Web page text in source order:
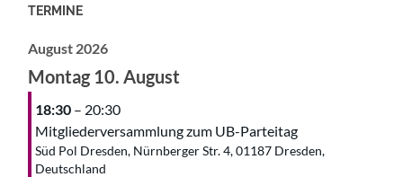
TERMINE
August 2026
Montag 10. August
18:30 – 20:30
Mitgliederversammlung zum UB-Parteitag
Süd Pol Dresden, Nürnberger Str. 4, 01187 Dresden,
Deutschland